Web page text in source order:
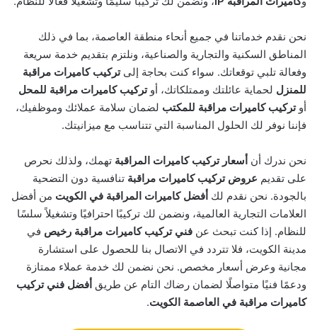
نحن نقدم خدماتنا في جميع أنحاء منطقة العاصمة، بما في ذلك
المناطق السكنية والتجارية والصناعية، ونلتزم بتقديم خدمة سريعة
وفعالة تلبي توقعاتك. سواء كنت بحاجة إلىتركيب كاميرات مراقبة
للمنزل لحماية عائلتك وممتلكاتك، أوتركيب كاميرات مراقبة للمحل
أوتركيب كاميرات مراقبة للمكتب لضمان سلامة عملائك وموظفيك،
فإننا نوفر لك الحلول المناسبة التي تتناسب مع ميزانيتك.
نحن ندرك أن أسعار تركيب كاميرات المراقبة تهمك، ولذلك نحرص
على تقديم عروض تركيب كاميرات مراقبة تنافسية دون التضحية
بالجودة. نحن نقدم لك أفضل كاميرات المراقبة في الكويت من أفضل
العلامات التجارية العالمية، ونضمن لك تركيبًا احترافيًا وتشغيلاً سلسًا
للنظام. إذا كنت تبحث عن فني تركيب كاميرات مراقبة رخيص في
مدينة الكويت، فلا تتردد في الاتصال بنا للحصول على استشارة
مجانية وعرض أسعار مخصص. نحن نضمن لك خدمة عملاء ممتازة
ودعمًا فنيًا متواصلًا لضمان رضاك التام عن طريق أفضل فني تركيب
كاميرات مراقبة في العاصمة الكويت.